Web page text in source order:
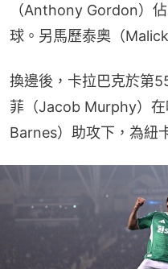
（Anthony Gordon）
球。另馬歷泰奧（
換邊後，卡拉巴克於第
菲（Jacob Murphy）
Barnes）助攻下，為紐